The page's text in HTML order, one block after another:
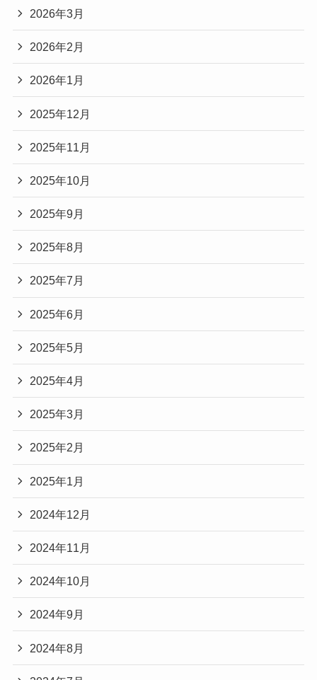
2026年3月
2026年2月
2026年1月
2025年12月
2025年11月
2025年10月
2025年9月
2025年8月
2025年7月
2025年6月
2025年5月
2025年4月
2025年3月
2025年2月
2025年1月
2024年12月
2024年11月
2024年10月
2024年9月
2024年8月